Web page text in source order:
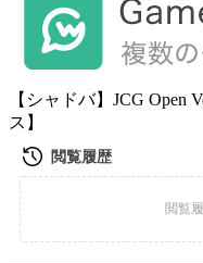
【シャドバ】JCG Open
ス】